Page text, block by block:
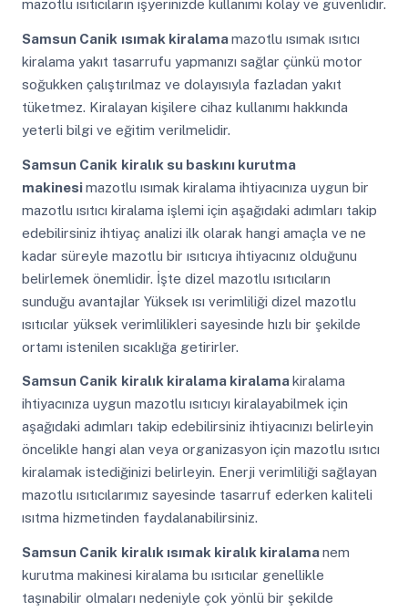
mazotlu ısıtıcıların işyerinizde kullanımı kolay ve güvenlidir.
Samsun Canik ısımak kiralamamazotlu ısımak ısıtıcı
kiralama yakıt tasarrufu yapmanızı sağlar çünkü motor
soğukken çalıştırılmaz ve dolayısıyla fazladan yakıt
tüketmez. Kiralayan kişilere cihaz kullanımı hakkında
yeterli bilgi ve eğitim verilmelidir.
Samsun Canik kiralık su baskını kurutma
makinesimazotlu ısımak kiralama ihtiyacınıza uygun bir
mazotlu ısıtıcı kiralama işlemi için aşağıdaki adımları takip
edebilirsiniz ihtiyaç analizi ilk olarak hangi amaçla ve ne
kadar süreyle mazotlu bir ısıtıcıya ihtiyacınız olduğunu
belirlemek önemlidir. İşte dizel mazotlu ısıtıcıların
sunduğu avantajlar Yüksek ısı verimliliği dizel mazotlu
ısıtıcılar yüksek verimlilikleri sayesinde hızlı bir şekilde
ortamı istenilen sıcaklığa getirirler.
Samsun Canik kiralık kiralama kiralamakiralama
ihtiyacınıza uygun mazotlu ısıtıcıyı kiralayabilmek için
aşağıdaki adımları takip edebilirsiniz ihtiyacınızı belirleyin
öncelikle hangi alan veya organizasyon için mazotlu ısıtıcı
kiralamak istediğinizi belirleyin. Enerji verimliliği sağlayan
mazotlu ısıtıcılarımız sayesinde tasarruf ederken kaliteli
ısıtma hizmetinden faydalanabilirsiniz.
Samsun Canik kiralık ısımak kiralık kiralamanem
kurutma makinesi kiralama bu ısıtıcılar genellikle
taşınabilir olmaları nedeniyle çok yönlü bir şekilde